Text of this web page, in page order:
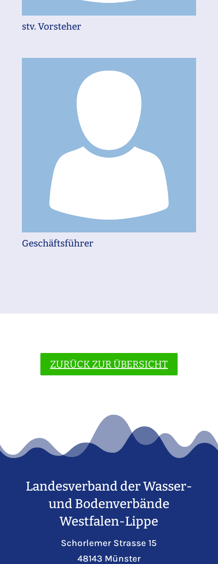
stv. Vorsteher
Geschäftsführer
ZURÜCK ZUR ÜBERSICHT
Landesverband der Wasser-
und Bodenverbände
Westfalen-Lippe
Schorlemer Strasse 15
48143 Münster